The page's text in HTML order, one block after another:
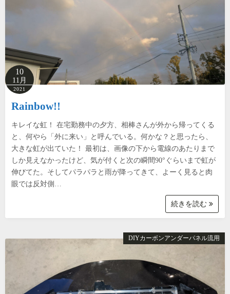
10
11月
2021
Rainbow!!
キレイな虹！ 在宅勤務中の夕方、相棒さんが外から帰ってくる
と、何やら「外に来い」と呼んでいる。何かな？と思ったら、
大きな虹が出ていた！ 最初は、画像の下から電線のあたりまで
しか見えなかったけど、気が付くと次の瞬間90°ぐらいまで虹が
伸びてた。そしてパラパラと雨が降ってきて、よーく見ると肉
眼では反対側…
続きを読む
DIYカーボンアンダーパネル流用